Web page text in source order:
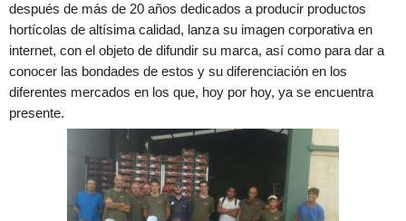
después de más de 20 años dedicados a producir productos
hortícolas de altísima calidad, lanza su imagen corporativa en
internet, con el objeto de difundir su marca, así como para dar a
conocer las bondades de estos y su diferenciación en los
diferentes mercados en los que, hoy por hoy, ya se encuentra
presente.